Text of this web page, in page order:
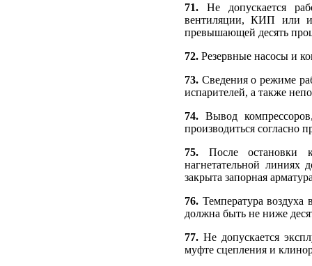
71. Не допускается
вентиляции, КИП или
превышающей десять
72. Резервные насосы и
73. Сведения о режиме
испарителей, а также
74.Вывод
производиться согласно
75. После остановки
нагнетательной линиях
закрыта запорная
76. Температура
должна быть не ниже
77. Не допускается
муфте сцепления и